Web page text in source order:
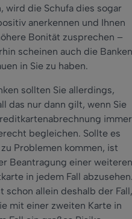
wird die Schufa dies sogar
anerkennen und Ihnen
Bonität zusprechen –
scheinen auch die Banken
in Sie zu haben.
sollten Sie allerdings,
das nur dann gilt, wenn Sie
immer
begleichen. Sollte es
Problemen kommen, ist
Beantragung einer weiteren
in jedem Fall abzusehen.
schon allein deshalb der Fall,
mit einer zweiten Karte in